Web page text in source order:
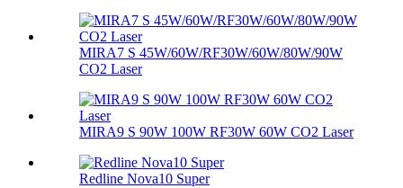
MIRA7 S 45W/60W/RF30W/60W/80W/90W
CO2 Laser
MIRA9 S 90W 100W RF30W 60W CO2 Laser
Redline Nova10 Super